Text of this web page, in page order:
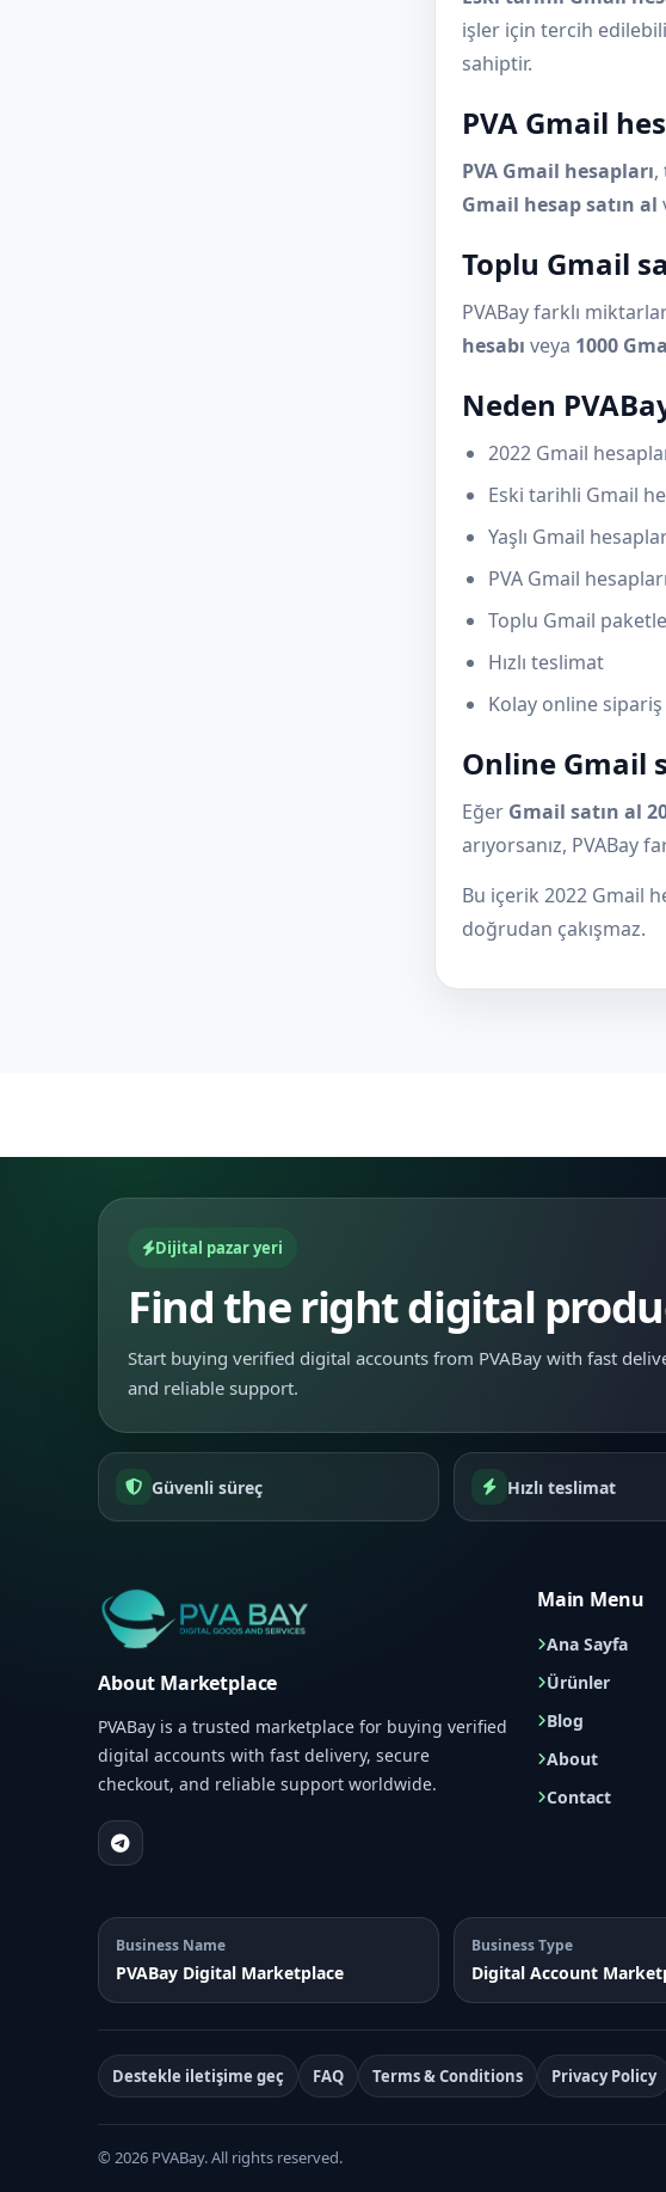
işler için tercih
sahiptir.
PVA Gmail
PVA Gmail hesapları,
Gmail hesap satın al
Toplu Gmail
PVABay farklı
hesabı veya 1000
Neden
2022 Gmail
Eski tarihli Gmail
Yaşlı Gmail
PVA Gmail hesapları
Toplu Gmail
Hızlı teslimat
Kolay online sipariş
Online Gmail
Eğer Gmail satın al
arıyorsanız, PVABay
Bu içerik 2022 Gmail
doğrudan çakışmaz.
Dijital pazar yeri
Find the right digital
Start buying verified digital accounts from PVABay with fast
and reliable support.
Güvenli süreç Hızlı teslimat
About Marketplace
PVABay is a trusted marketplace for buying verified
digital accounts with fast delivery, secure
checkout, and reliable support worldwide.
Main Menu
Ana Sayfa
Ürünler
Blog
About
Contact
Business Name
PVABay Digital Marketplace
Business Type
Digital Account
Destekle iletişime geç FAQ Terms & Conditions Privacy Policy
© 2026 PVABay. All rights reserved.